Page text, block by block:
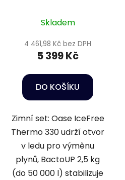
Skladem
4 461,98 Kč bez DPH
5 399 Kč
DO KOŠÍKU
Zimní set: Oase IceFree
Thermo 330 udrží otvor
v ledu pro výměnu
plynů, BactoUP 2,5 kg
(do 50 000 l) stabilizuje